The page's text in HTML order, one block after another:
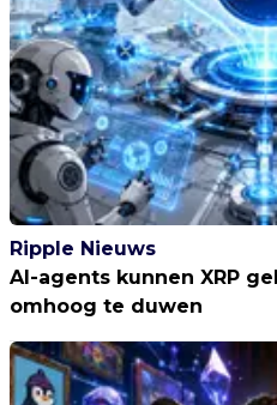
Ripple Nieuws
AI-agents kunnen XRP
omhoog te duwen